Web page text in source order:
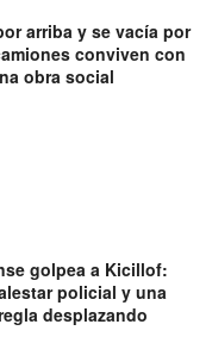
arriba y se vacía por
conviven con
obra social
golpea a Kicillof:
policial y una
desplazando